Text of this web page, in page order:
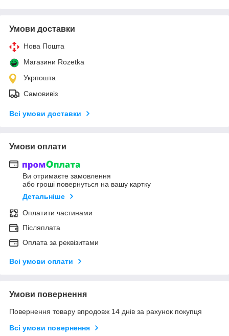
Умови доставки
Нова Пошта
Магазини Rozetka
Укрпошта
Самовивіз
Всі умови доставки
Умови оплати
Ви отримаєте замовлення
або гроші повернуться на вашу картку
Детальніше
Оплатити частинами
Післяплата
Оплата за реквізитами
Всі умови оплати
Умови повернення
Повернення товару впродовж 14 днів за рахунок покупця
Всі умови повернення